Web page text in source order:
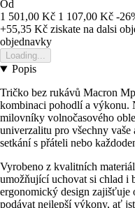
Od
1 501,00 Kč 1 107,00 Kč -
+55,35 Kč ziskate na dalsi
objednavky
Loading...
Popis
Tričko bez rukávů Macron
kombinaci pohodlí a výkonu.
milovníky volnočasového
univerzalitu pro všechny
setkání s přáteli nebo
Vyrobeno z kvalitních
umožňující uchovat si chlad i
ergonomický design zajišťuje
podávat nejlepší výkony, ať